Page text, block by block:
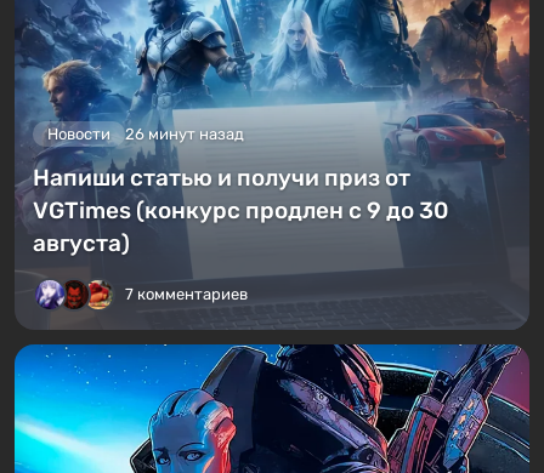
Новости 26 минут назад
Напиши статью и получи приз от
VGTimes (конкурс продлен с 9 до 30
августа)
7 комментариев